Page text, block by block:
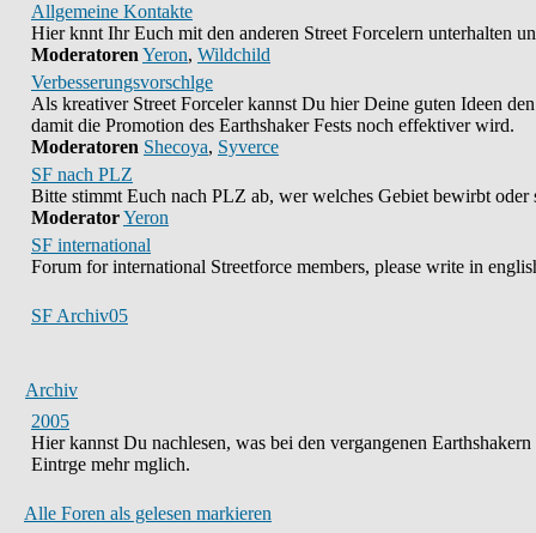
Allgemeine Kontakte
Hier knnt Ihr Euch mit den anderen Street Forcelern unterhalten
Moderatoren Yeron, Wildchild
Verbesserungsvorschlge
Als kreativer Street Forceler kannst Du hier Deine guten Ideen
damit die Promotion des Earthshaker Fests noch effektiver wird.
Moderatoren Shecoya, Syverce
SF nach PLZ
Bitte stimmt Euch nach PLZ ab, wer welches Gebiet bewirbt oder
ModeratorYeron
SF international
Forum for international Streetforce members, please write in
SF Archiv05
Archiv
2005
Hier kannst Du nachlesen, was bei den vergangenen
Eintrge mehr mglich.
Alle Foren als gelesen markieren